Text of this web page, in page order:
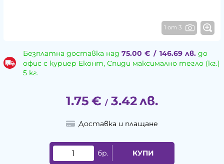
1 от 3
Безплатна доставка над 75.00 € / 146.69 лв.до
офис с куриер Еконт, Спиди максимално тегло (кг.)
5 кг.
1.75 € / 3.42лв.
Доставка и плащане
бр. КУПИ